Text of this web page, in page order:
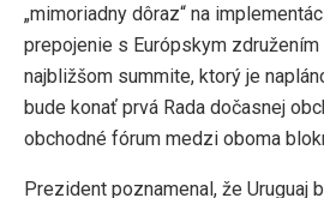
„mimoriadny dôraz“ na
prepojenie s Európskym
najbližšom summite, ktorý je
bude konať prvá Rada dočasnej
obchodné fórum medzi oboma
Prezident poznamenal, že Uruguaj